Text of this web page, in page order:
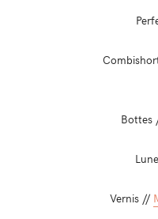
Bottes
Vernis //